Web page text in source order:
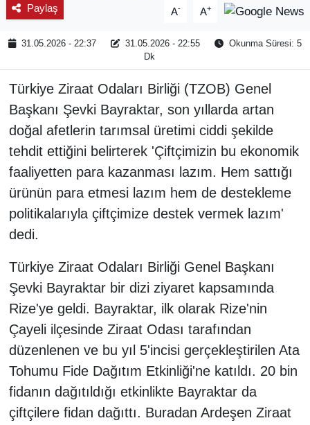
Paylaş A- A+
31.05.2026 - 22:37 31.05.2026 - 22:55
Okunma Süresi: 5
Dk
Türkiye Ziraat Odaları Birliği (TZOB) Genel
Başkanı Şevki Bayraktar, son yıllarda artan
doğal afetlerin tarımsal üretimi ciddi şekilde
tehdit ettiğini belirterek 'Çiftçimizin bu ekonomik
faaliyetten para kazanması lazım. Hem sattığı
ürünün para etmesi lazım hem de destekleme
politikalarıyla çiftçimize destek vermek lazım'
dedi.
Türkiye Ziraat Odaları Birliği Genel Başkanı
Şevki Bayraktar bir dizi ziyaret kapsamında
Rize'ye geldi. Bayraktar, ilk olarak Rize'nin
Çayeli ilçesinde Ziraat Odası tarafından
düzenlenen ve bu yıl 5'incisi gerçekleştirilen Ata
Tohumu Fide Dağıtım Etkinliği'ne katıldı. 20 bin
fidanın dağıtıldığı etkinlikte Bayraktar da
çiftçilere fidan dağıttı. Buradan Ardeşen Ziraat